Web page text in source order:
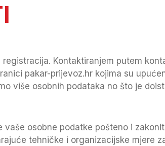
Kontaktiranjem putem
pakar-prijevoz.hr kojima su
više osobnih podataka no što je
osobne podatke pošteno i
tehničke i organizacijske mjere